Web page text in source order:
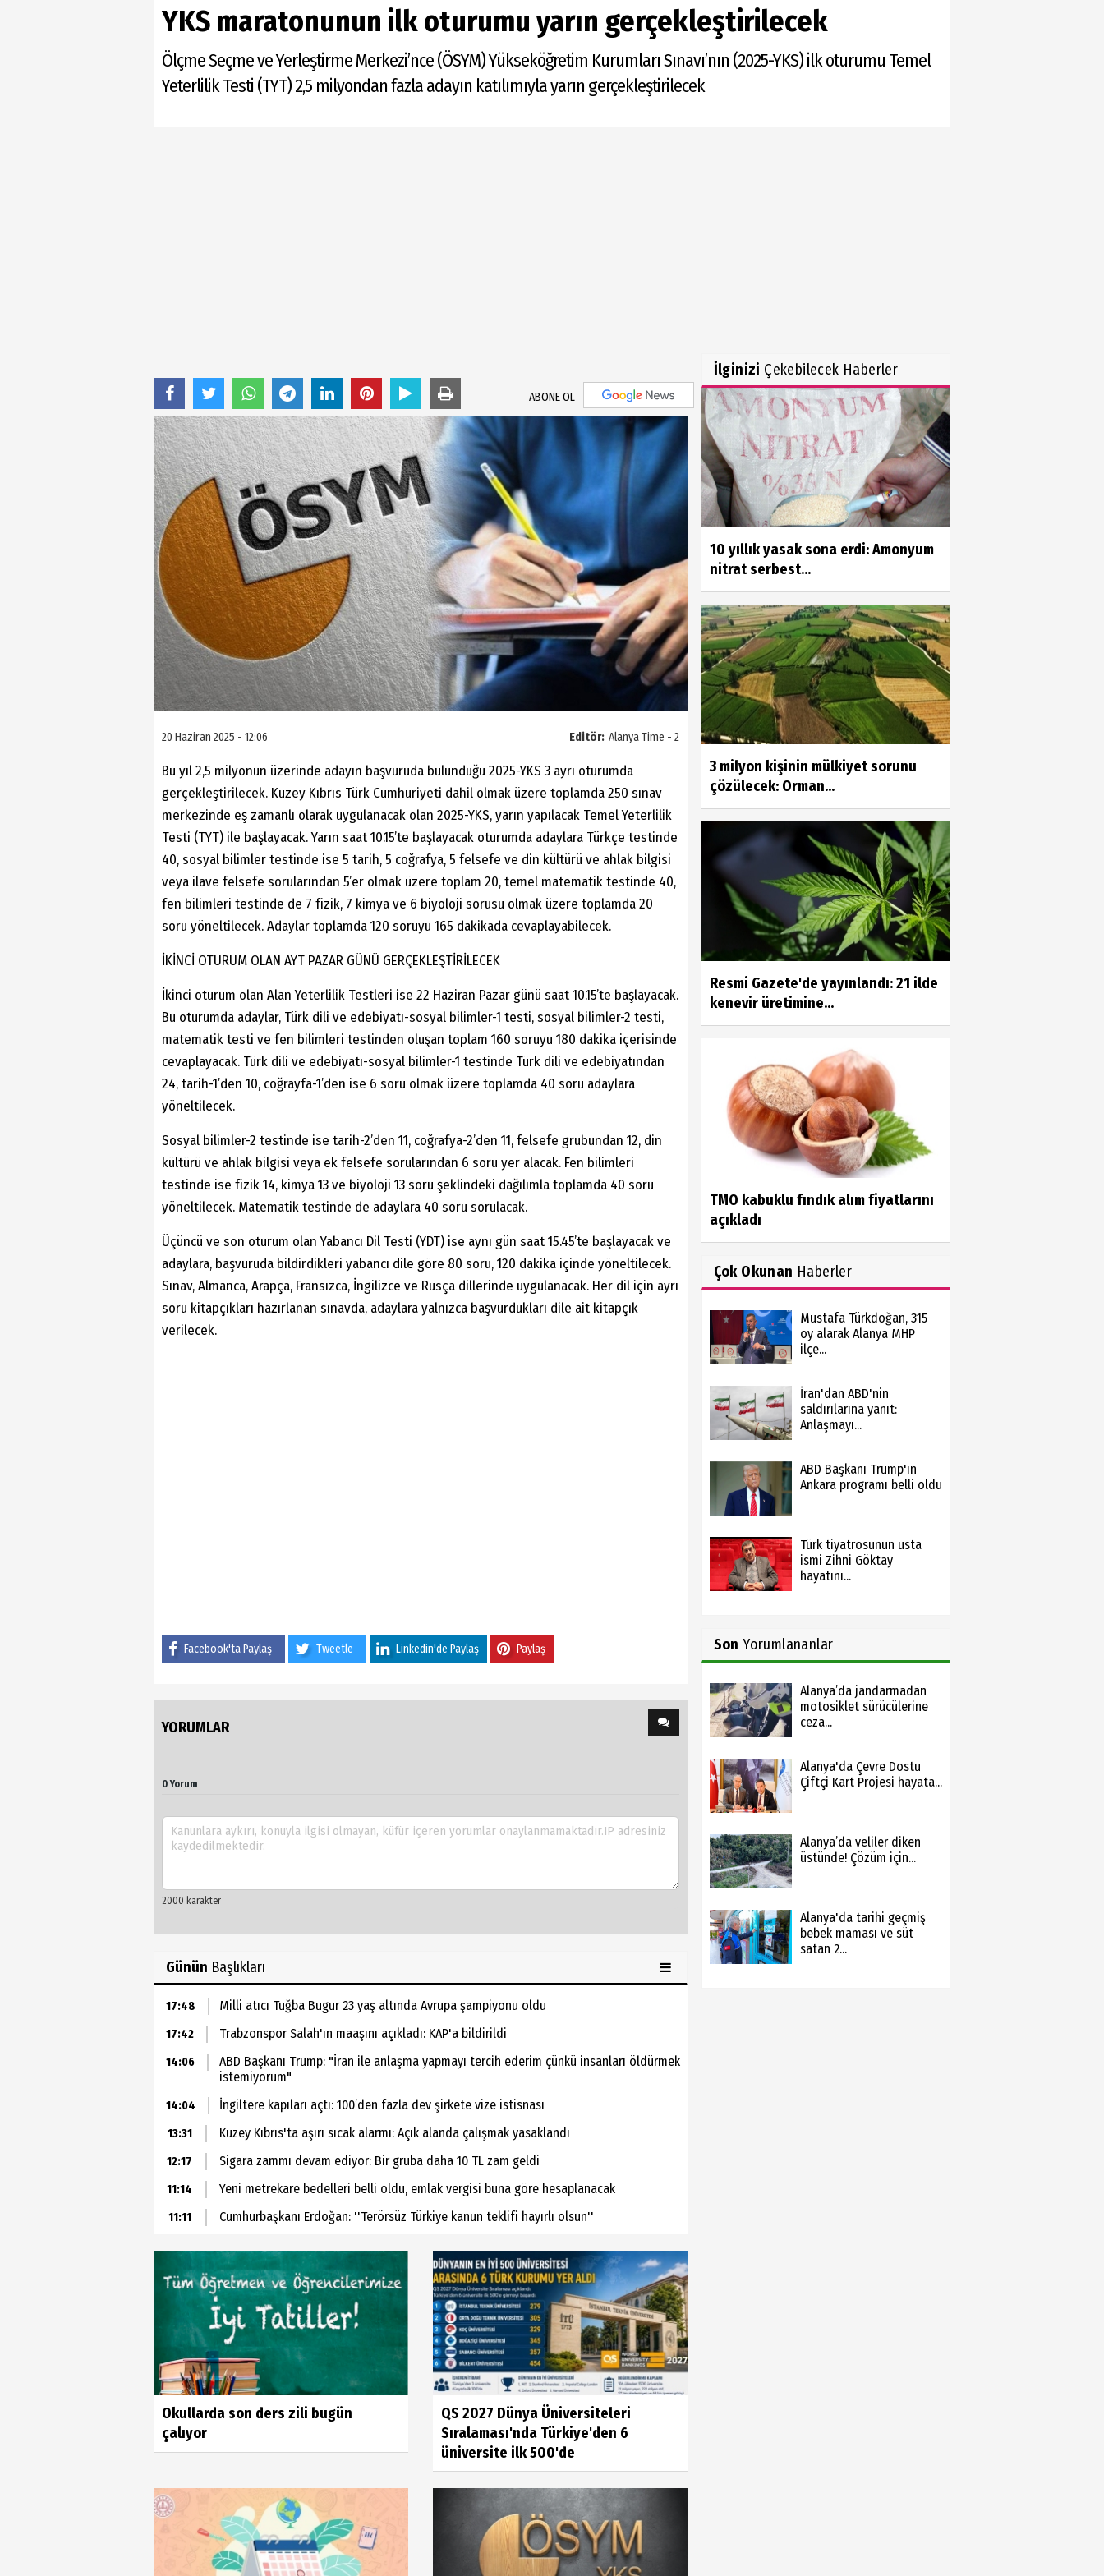
YKS maratonunun ilk oturumu yarın gerçekleştirilecek
Ölçme Seçme ve Yerleştirme Merkezi’nce (ÖSYM) Yükseköğretim Kurumları Sınavı’nın (2025-YKS) ilk oturumu Temel
Yeterlilik Testi (TYT) 2,5 milyondan fazla adayın katılımıyla yarın gerçekleştirilecek
ABONE OL
Editör: Alanya Time - 2
20 Haziran 2025 - 12:06
Bu yıl 2,5 milyonun üzerinde adayın başvuruda bulunduğu 2025-YKS 3 ayrı oturumda
gerçekleştirilecek. Kuzey Kıbrıs Türk Cumhuriyeti dahil olmak üzere toplamda 250 sınav
merkezinde eş zamanlı olarak uygulanacak olan 2025-YKS, yarın yapılacak Temel Yeterlilik
Testi (TYT) ile başlayacak. Yarın saat 10.15’te başlayacak oturumda adaylara Türkçe testinde
40, sosyal bilimler testinde ise 5 tarih, 5 coğrafya, 5 felsefe ve din kültürü ve ahlak bilgisi
veya ilave felsefe sorularından 5’er olmak üzere toplam 20, temel matematik testinde 40,
fen bilimleri testinde de 7 fizik, 7 kimya ve 6 biyoloji sorusu olmak üzere toplamda 20
soru yöneltilecek. Adaylar toplamda 120 soruyu 165 dakikada cevaplayabilecek.
İKİNCİ OTURUM OLAN AYT PAZAR GÜNÜ GERÇEKLEŞTİRİLECEK
İkinci oturum olan Alan Yeterlilik Testleri ise 22 Haziran Pazar günü saat 10.15’te başlayacak.
Bu oturumda adaylar, Türk dili ve edebiyatı-sosyal bilimler-1 testi, sosyal bilimler-2 testi,
matematik testi ve fen bilimleri testinden oluşan toplam 160 soruyu 180 dakika içerisinde
cevaplayacak. Türk dili ve edebiyatı-sosyal bilimler-1 testinde Türk dili ve edebiyatından
24, tarih-1’den 10, coğrayfa-1’den ise 6 soru olmak üzere toplamda 40 soru adaylara
yöneltilecek.
Sosyal bilimler-2 testinde ise tarih-2’den 11, coğrafya-2’den 11, felsefe grubundan 12, din
kültürü ve ahlak bilgisi veya ek felsefe sorularından 6 soru yer alacak. Fen bilimleri
testinde ise fizik 14, kimya 13 ve biyoloji 13 soru şeklindeki dağılımla toplamda 40 soru
yöneltilecek. Matematik testinde de adaylara 40 soru sorulacak.
Üçüncü ve son oturum olan Yabancı Dil Testi (YDT) ise aynı gün saat 15.45’te başlayacak ve
adaylara, başvuruda bildirdikleri yabancı dile göre 80 soru, 120 dakika içinde yöneltilecek.
Sınav, Almanca, Arapça, Fransızca, İngilizce ve Rusça dillerinde uygulanacak. Her dil için ayrı
soru kitapçıkları hazırlanan sınavda, adaylara yalnızca başvurdukları dile ait kitapçık
verilecek.
Facebook'ta Paylaş Tweetle Linkedin'de Paylaş Paylaş
YORUMLAR
0 Yorum
Günün Başlıkları
17:48 Milli atıcı Tuğba Bugur 23 yaş altında Avrupa şampiyonu oldu
17:42 Trabzonspor Salah'ın maaşını açıkladı: KAP'a bildirildi
14:06
ABD Başkanı Trump: "İran ile anlaşma yapmayı tercih ederim çünkü insanları öldürmek
istemiyorum"
14:04 İngiltere kapıları açtı: 100’den fazla dev şirkete vize istisnası
13:31 Kuzey Kıbrıs'ta aşırı sıcak alarmı: Açık alanda çalışmak yasaklandı
12:17 Sigara zammı devam ediyor: Bir gruba daha 10 TL zam geldi
11:14 Yeni metrekare bedelleri belli oldu, emlak vergisi buna göre hesaplanacak
11:11 Cumhurbaşkanı Erdoğan: ''Terörsüz Türkiye kanun teklifi hayırlı olsun''
Okullarda son ders zili bugün
çalıyor
QS 2027 Dünya Üniversiteleri
Sıralaması'nda Türkiye'den 6
üniversite ilk 500'de
İlginizi Çekebilecek Haberler
10 yıllık yasak sona erdi: Amonyum
nitrat serbest...
3 milyon kişinin mülkiyet sorunu
çözülecek: Orman...
Resmi Gazete'de yayınlandı: 21 ilde
kenevir üretimine...
TMO kabuklu fındık alım fiyatlarını
açıkladı
Çok Okunan Haberler
Mustafa Türkdoğan, 315
oy alarak Alanya MHP
ilçe...
İran'dan ABD'nin
saldırılarına yanıt:
Anlaşmayı...
ABD Başkanı Trump'ın
Ankara programı belli oldu
Türk tiyatrosunun usta
ismi Zihni Göktay
hayatını...
Son Yorumlananlar
Alanya’da jandarmadan
motosiklet sürücülerine
ceza...
Alanya'da Çevre Dostu
Çiftçi Kart Projesi hayata...
Alanya’da veliler diken
üstünde! Çözüm için...
Alanya'da tarihi geçmiş
bebek maması ve süt
satan 2...